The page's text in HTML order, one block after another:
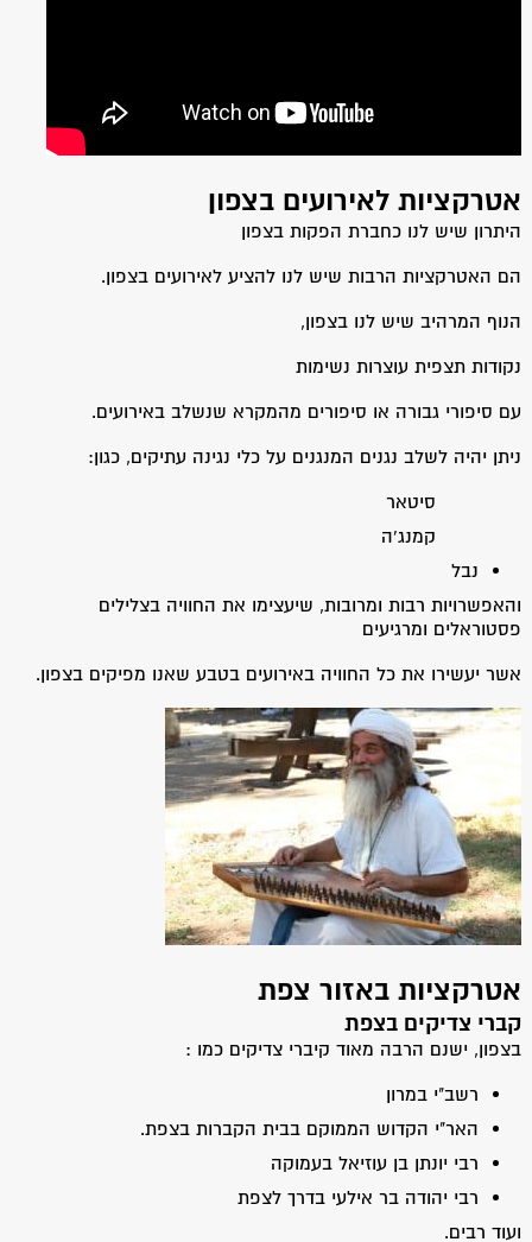
אטרקציות לאירועים בצפון
היתרון שיש לנו כחברת הפקות בצפון
הם האטרקציות הרבות שיש לנו להציע לאירועים בצפון.
הנוף המרהיב שיש לנו בצפון,
נקודות תצפית עוצרות נשימות
עם סיפורי גבורה או סיפורים מהמקרא שנשלב באירועים.
ניתן יהיה לשלב נגנים המנגנים על כלי נגינה עתיקים, כגון:
סיטאר
קמנג'ה
נבל
והאפשרויות רבות ומרובות, שיעצימו את החוויה בצלילים
פסטוראלים ומרגיעים
אשר יעשירו את כל החוויה באירועים בטבע שאנו מפיקים בצפון.
אטרקציות באזור צפת
קברי צדיקים בצפת
בצפון, ישנם הרבה מאוד קיברי צדיקים כמו :
רשב"י במרון
האר"י הקדוש הממוקם בבית הקברות בצפת.
רבי יונתן בן עוזיאל בעמוקה
רבי יהודה בר אילעי בדרך לצפת
ועוד רבים.